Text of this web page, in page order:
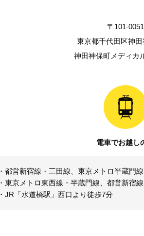
〒101-0051
東京都千代田区神
神田神保町メディカ
電車でお越し
・都営新宿線・三田線、東京メトロ半蔵門
・東京メトロ東西線・半蔵門線、都営新宿
・JR「水道橋駅」西口より徒歩7分